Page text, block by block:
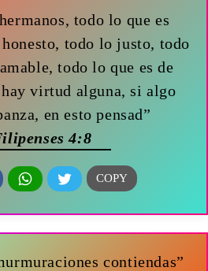
todo lo que es
todo lo justo, todo
todo lo que es de
virtud alguna, si algo
en esto pensad”
4:8
contiendas”